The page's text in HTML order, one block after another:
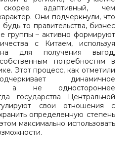
адаптивный, чем
Они подчеркнули, что
то правительства, бизнес
группы – активно формируют
с Китаем, используя
для получения выгод,
потребностям в
Этот процесс, как отметили
динамичное
а не одностороннее
государства Центральной
свои отношения с
определенную степень
максимально использовать